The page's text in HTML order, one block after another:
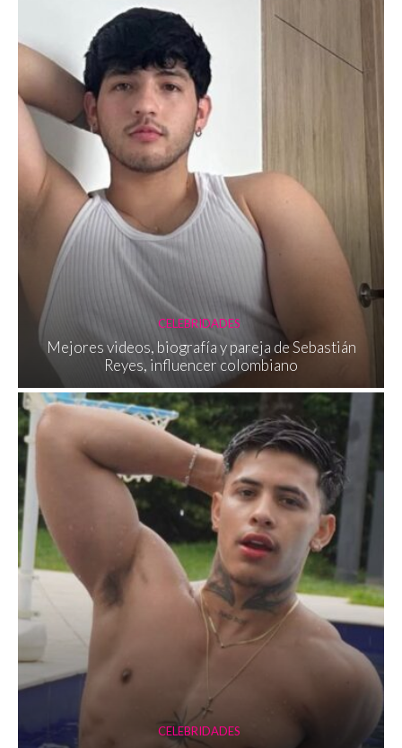
CELEBRIDADES
Mejores videos, biografía y pareja de Sebastián
Reyes, influencer colombiano
CELEBRIDADES